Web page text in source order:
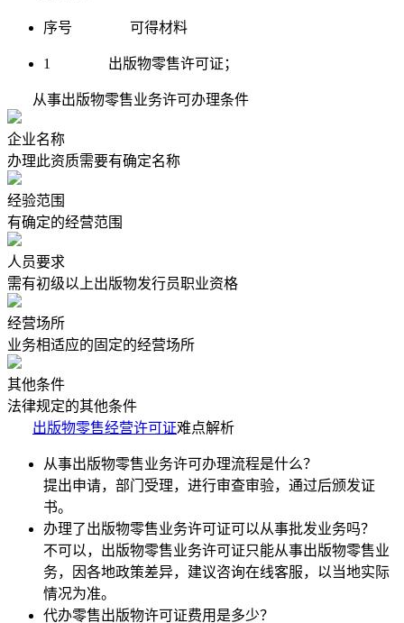
序号 可得材料
1 出版物零售许可证；
从事出版物零售业务许可办理条件
企业名称
办理此资质需要有确定名称
经验范围
有确定的经营范围
人员要求
需有初级以上出版物发行员职业资格
经营场所
业务相适应的固定的经营场所
其他条件
法律规定的其他条件
出版物零售经营许可证难点解析
从事出版物零售业务许可办理流程是什么？
提出申请，部门受理，进行审查审验，通过后颁发证
书。
办理了出版物零售业务许可证可以从事批发业务吗？
不可以，出版物零售业务许可证只能从事出版物零售业
务，因各地政策差异，建议咨询在线客服，以当地实际
情况为准。
代办零售出版物许可证费用是多少？